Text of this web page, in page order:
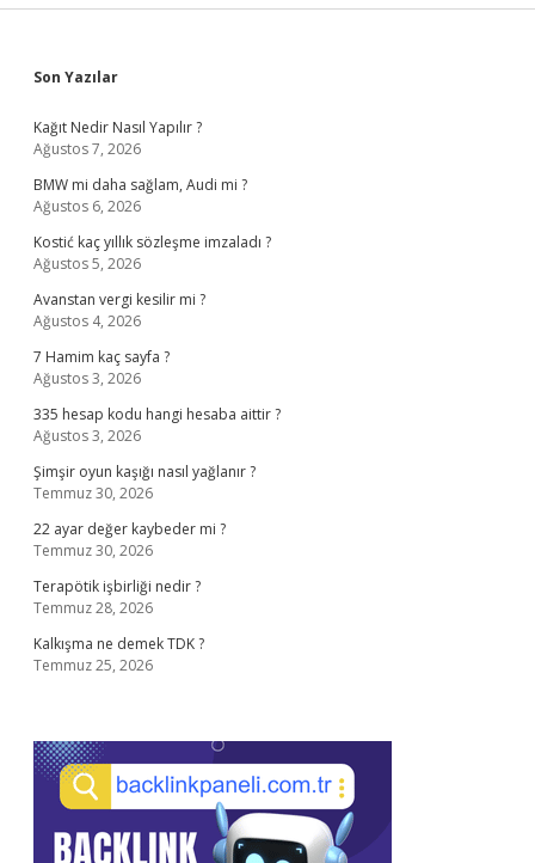
Sidebar
Son Yazılar
Kağıt Nedir Nasıl Yapılır ?
Ağustos 7, 2026
BMW mi daha sağlam, Audi mi ?
Ağustos 6, 2026
Kostić kaç yıllık sözleşme imzaladı ?
Ağustos 5, 2026
Avanstan vergi kesilir mi ?
Ağustos 4, 2026
7 Hamim kaç sayfa ?
Ağustos 3, 2026
335 hesap kodu hangi hesaba aittir ?
Ağustos 3, 2026
Şimşir oyun kaşığı nasıl yağlanır ?
Temmuz 30, 2026
22 ayar değer kaybeder mi ?
Temmuz 30, 2026
Terapötik işbirliği nedir ?
Temmuz 28, 2026
Kalkışma ne demek TDK ?
Temmuz 25, 2026